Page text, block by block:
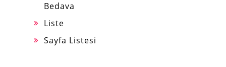
Bedava
Liste
Sayfa Listesi